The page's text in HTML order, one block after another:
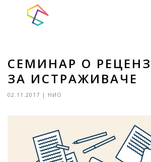
СЕМИНАР О
ЗА ИСТРАЖИВАЧЕ
02.11.2017 | НИО